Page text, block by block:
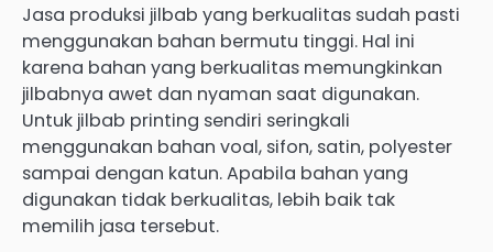
Jasa produksi jilbab yang berkualitas sudah pasti
menggunakan bahan bermutu tinggi. Hal ini
karena bahan yang berkualitas memungkinkan
jilbabnya awet dan nyaman saat digunakan.
Untuk jilbab printing sendiri seringkali
menggunakan bahan voal, sifon, satin, polyester
sampai dengan katun. Apabila bahan yang
digunakan tidak berkualitas, lebih baik tak
memilih jasa tersebut.